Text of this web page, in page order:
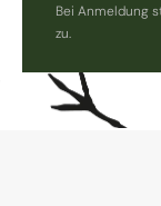
Bei Anmeldung
zu.